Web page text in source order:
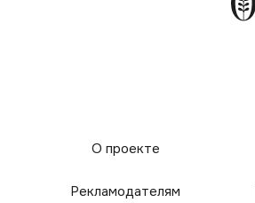
О проекте
Рекламодателям